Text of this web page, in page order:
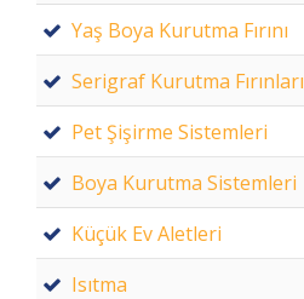
Yaş Boya Kurutma Fırını
Serigraf Kurutma Fırınları
Pet Şişirme Sistemleri
Boya Kurutma Sistemleri
Küçük Ev Aletleri
Isıtma